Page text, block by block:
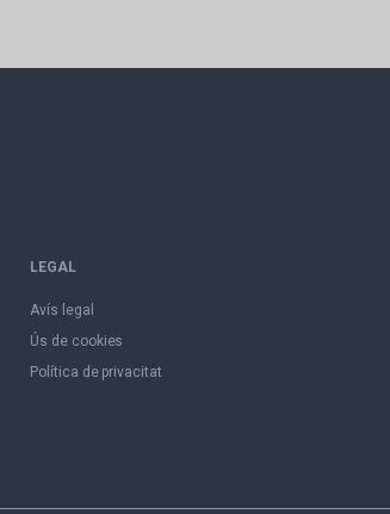
LEGAL
Avís legal
Ús de cookies
Política de privacitat